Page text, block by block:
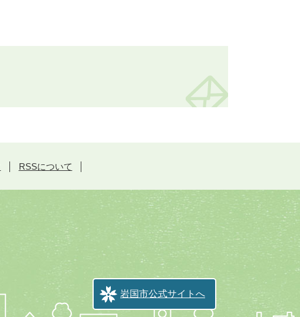
RSSについて
岩国市公式サイトへ